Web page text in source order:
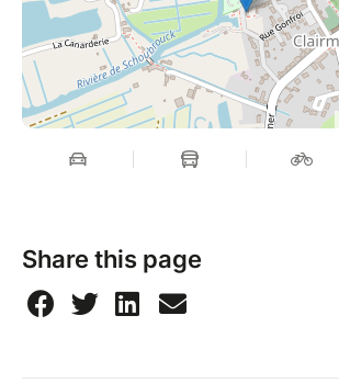
Share this page